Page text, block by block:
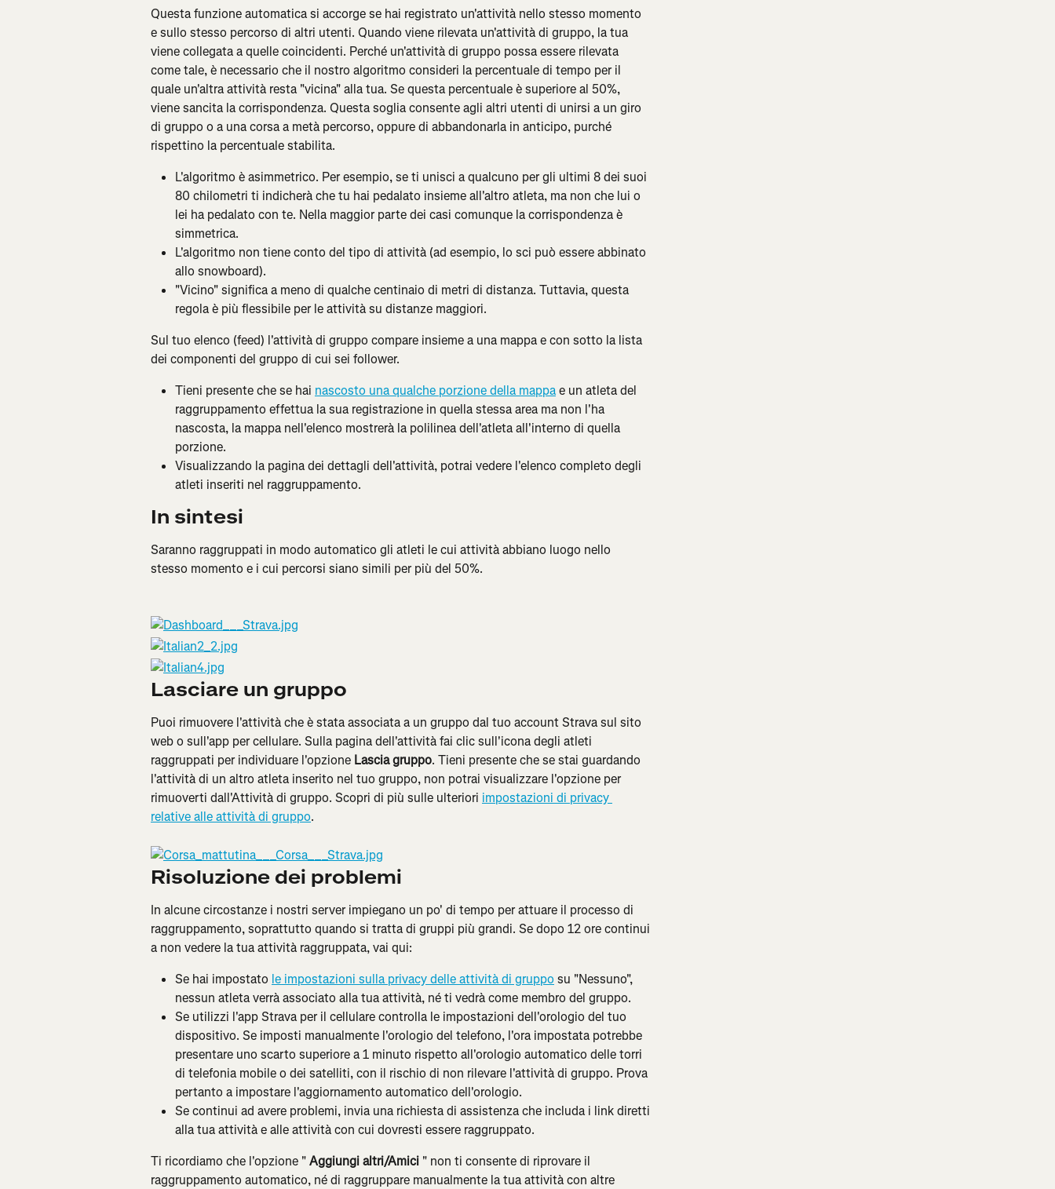
Questa funzione automatica si accorge se hai registrato un'attività nello stesso momento
e sullo stesso percorso di altri utenti. Quando viene rilevata un'attività di gruppo, la tua
viene collegata a quelle coincidenti. Perché un'attività di gruppo possa essere rilevata
come tale, è necessario che il nostro algoritmo consideri la percentuale di tempo per il
quale un'altra attività resta "vicina" alla tua. Se questa percentuale è superiore al 50%,
viene sancita la corrispondenza. Questa soglia consente agli altri utenti di unirsi a un giro
di gruppo o a una corsa a metà percorso, oppure di abbandonarla in anticipo, purché
rispettino la percentuale stabilita.
L'algoritmo è asimmetrico. Per esempio, se ti unisci a qualcuno per gli ultimi 8 dei suoi
80 chilometri ti indicherà che tu hai pedalato insieme all'altro atleta, ma non che lui o
lei ha pedalato con te. Nella maggior parte dei casi comunque la corrispondenza è
simmetrica.
L'algoritmo non tiene conto del tipo di attività (ad esempio, lo sci può essere abbinato
allo snowboard).
"Vicino" significa a meno di qualche centinaio di metri di distanza. Tuttavia, questa
regola è più flessibile per le attività su distanze maggiori.
Sul tuo elenco (feed) l'attività di gruppo compare insieme a una mappa e con sotto la lista
dei componenti del gruppo di cui sei follower.
Tieni presente che se hai nascosto una qualche porzione della mappa e un atleta del
raggruppamento effettua la sua registrazione in quella stessa area ma non l'ha
nascosta, la mappa nell'elenco mostrerà la polilinea dell'atleta all'interno di quella
porzione.
Visualizzando la pagina dei dettagli dell'attività, potrai vedere l'elenco completo degli
atleti inseriti nel raggruppamento.
In sintesi
Saranno raggruppati in modo automatico gli atleti le cui attività abbiano luogo nello
stesso momento e i cui percorsi siano simili per più del 50%.
Lasciare un gruppo
Puoi rimuovere l'attività che è stata associata a un gruppo dal tuo account Strava sul sito
web o sull'app per cellulare. Sulla pagina dell'attività fai clic sull'icona degli atleti
raggruppati per individuare l'opzione Lascia gruppo. Tieni presente che se stai guardando
l'attività di un altro atleta inserito nel tuo gruppo, non potrai visualizzare l'opzione per
rimuoverti dall'Attività di gruppo. Scopri di più sulle ulteriori impostazioni di privacy
relative alle attività di gruppo.
Risoluzione dei problemi
In alcune circostanze i nostri server impiegano un po' di tempo per attuare il processo di
raggruppamento, soprattutto quando si tratta di gruppi più grandi. Se dopo 12 ore continui
a non vedere la tua attività raggruppata, vai qui:
Se hai impostato le impostazioni sulla privacy delle attività di gruppo su "Nessuno",
nessun atleta verrà associato alla tua attività, né ti vedrà come membro del gruppo.
Se utilizzi l'app Strava per il cellulare controlla le impostazioni dell'orologio del tuo
dispositivo. Se imposti manualmente l'orologio del telefono, l'ora impostata potrebbe
presentare uno scarto superiore a 1 minuto rispetto all'orologio automatico delle torri
di telefonia mobile o dei satelliti, con il rischio di non rilevare l'attività di gruppo. Prova
pertanto a impostare l'aggiornamento automatico dell'orologio.
Se continui ad avere problemi, invia una richiesta di assistenza che includa i link diretti
alla tua attività e alle attività con cui dovresti essere raggruppato.
Ti ricordiamo che l'opzione " Aggiungi altri/Amici " non ti consente di riprovare il
raggruppamento automatico, né di raggruppare manualmente la tua attività con altre